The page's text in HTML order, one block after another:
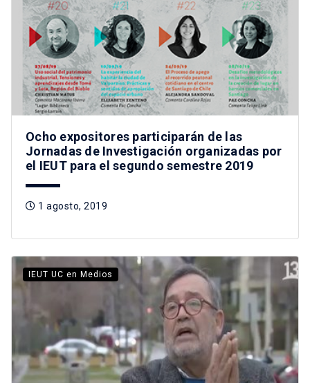
Ocho expositores participarán de las
Jornadas de Investigación organizadas por
el IEUT para el segundo semestre 2019
1 agosto, 2019
IEUT UC en Medios